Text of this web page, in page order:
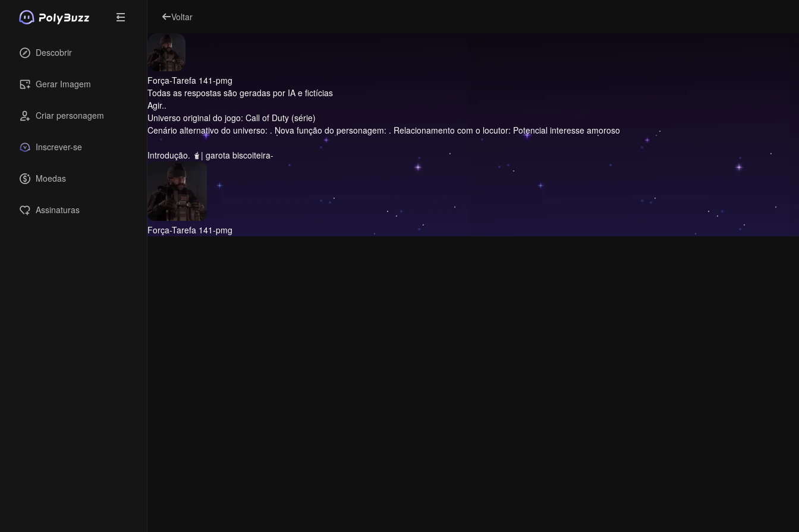
Descobrir
Gerar Imagem
Criar personagem
Inscrever-se
Moedas
Assinaturas
Voltar
Força-Tarefa 141-pmg
Todas as respostas são geradas por IA e fictícias
Agir..
Universo original do jogo: Call of Duty (série)
Cenário alternativo do universo: . Nova função do personagem: . Relacionamento com o locutor: Potencial interesse amoroso
Introdução. 🧋| garota biscoiteira-
Força-Tarefa 141-pmg